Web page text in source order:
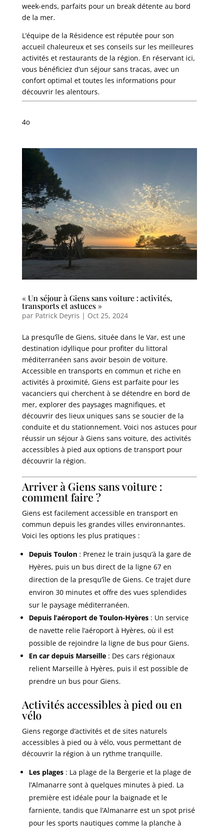
week-ends, parfaits pour un break détente au bord
de la mer.
L’équipe de la Résidence est réputée pour son
accueil chaleureux et ses conseils sur les meilleures
activités et restaurants de la région. En réservant ici,
vous bénéficiez d’un séjour sans tracas, avec un
confort optimal et toutes les informations pour
découvrir les alentours.
4o
« Un séjour à Giens sans voiture : activités,
transports et astuces »
par Patrick Deyris | Oct 25, 2024
La presqu’île de Giens, située dans le Var, est une
destination idyllique pour profiter du littoral
méditerranéen sans avoir besoin de voiture.
Accessible en transports en commun et riche en
activités à proximité, Giens est parfaite pour les
vacanciers qui cherchent à se détendre en bord de
mer, explorer des paysages magnifiques, et
découvrir des lieux uniques sans se soucier de la
conduite et du stationnement. Voici nos astuces pour
réussir un séjour à Giens sans voiture, des activités
accessibles à pied aux options de transport pour
découvrir la région.
Arriver à Giens sans voiture :
comment faire ?
Giens est facilement accessible en transport en
commun depuis les grandes villes environnantes.
Voici les options les plus pratiques :
Depuis Toulon: Prenez le train jusqu’à la gare de
Hyères, puis un bus direct de la ligne 67 en
direction de la presqu’île de Giens. Ce trajet dure
environ 30 minutes et offre des vues splendides
sur le paysage méditerranéen.
Depuis l’aéroport de Toulon-Hyères: Un service
de navette relie l’aéroport à Hyères, où il est
possible de rejoindre la ligne de bus pour Giens.
En car depuis Marseille: Des cars régionaux
relient Marseille à Hyères, puis il est possible de
prendre un bus pour Giens.
Activités accessibles à pied ou en
vélo
Giens regorge d’activités et de sites naturels
accessibles à pied ou à vélo, vous permettant de
découvrir la région à un rythme tranquille.
Les plages: La plage de la Bergerie et la plage de
l’Almanarre sont à quelques minutes à pied. La
première est idéale pour la baignade et le
farniente, tandis que l’Almanarre est un spot prisé
pour les sports nautiques comme la planche à